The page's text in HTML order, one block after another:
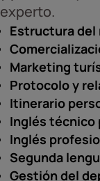
experto.
Estructura
Marketing
Protocolo y
Itinerario
Inglés técnico
Inglés
Segunda
Gestión del